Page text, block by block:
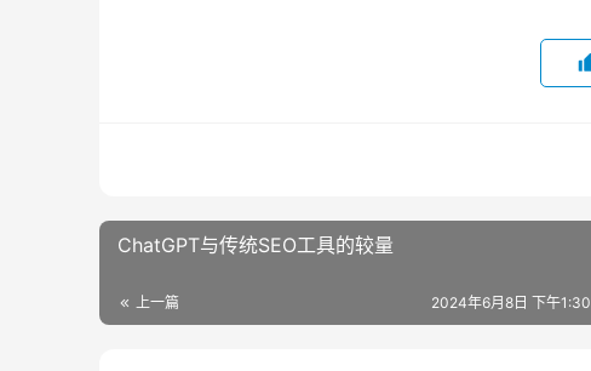
ChatGPT与传统SEO工具的较量
上一篇 2024年6月8日 下午1:30